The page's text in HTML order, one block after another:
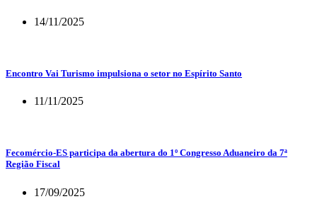
14/11/2025
Encontro Vai Turismo impulsiona o setor no Espírito Santo
11/11/2025
Fecomércio-ES participa da abertura do 1º Congresso Aduaneiro da 7ª
Região Fiscal
17/09/2025